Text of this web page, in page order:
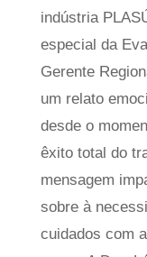
indústria
especial da
Gerente
um relato
desde o
êxito total do
mensagem
sobre à
cuidados com